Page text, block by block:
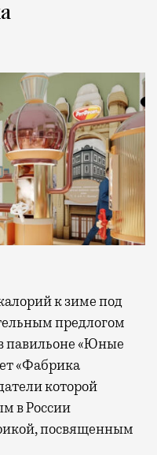
предлогом
павильоне «Юные
«Фабрика
которой
в России
посвященным